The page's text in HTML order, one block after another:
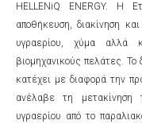
HELLENiQ ENERGY. Η
αποθήκευση, διακίνηση
υγραερίου, χύμα αλλά
βιομηχανικούς πελάτες. Το
κατέχει με διαφορά την
ανέλαβε τη μετακίνηση
υγραερίου από το